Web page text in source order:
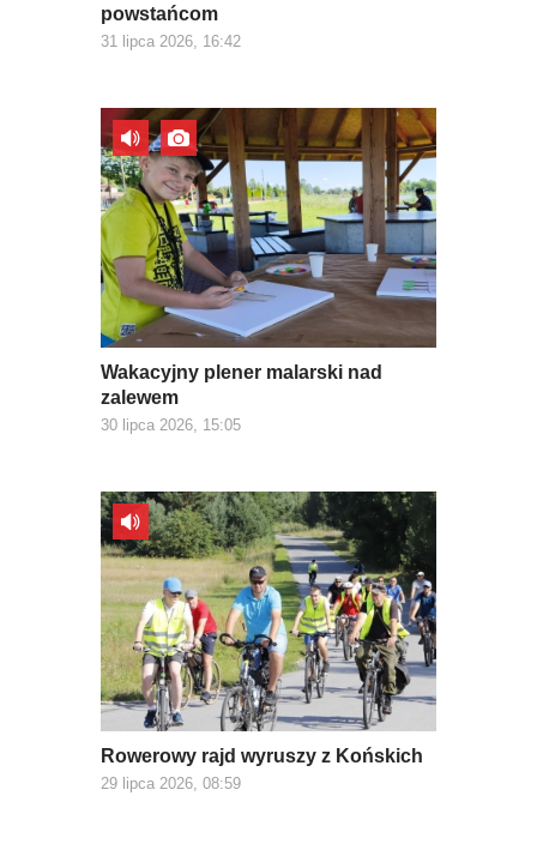
powstańcom
31 lipca 2026, 16:42
Wakacyjny plener malarski nad
zalewem
30 lipca 2026, 15:05
Rowerowy rajd wyruszy z Końskich
29 lipca 2026, 08:59